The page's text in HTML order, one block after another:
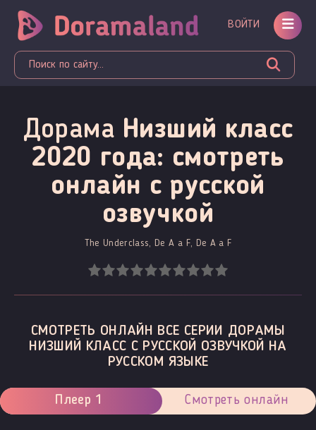
ВОЙТИ
Дорама Низший класс
2020 года: смотреть
онлайн c русской
озвучкой
The Underclass, De A a F, De A a F
СМОТРЕТЬ ОНЛАЙН ВСЕ СЕРИИ ДОРАМЫ
НИЗШИЙ КЛАСС С РУССКОЙ ОЗВУЧКОЙ НА
РУССКОМ ЯЗЫКЕ
Плеер 1 Смотреть онлайн